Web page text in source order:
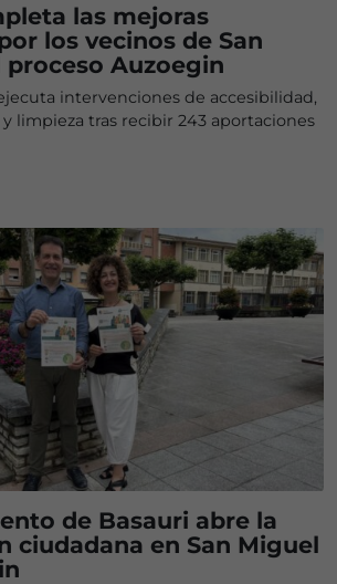
las mejoras
los vecinos de San
proceso Auzoegin
intervenciones de accesibilidad,
limpieza tras recibir 243 aportaciones
de Basauri abre la
ciudadana en San Miguel